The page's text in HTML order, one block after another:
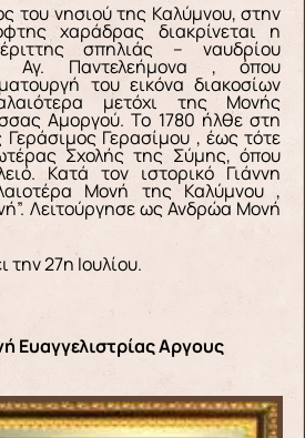
του νησιού της Καλύμνου, στην
χαράδρας διακρίνεται η
σπηλιάς – ναυδρίου
Αγ. Παντελεήμονα , όπου
του εικόνα διακοσίων
μετόχι της Μονής
Αμοργού. Το 1780 ήλθε στη
Γερασίμου , έως τότε
Σχολής της Σύμης, όπου
Κατά τον ιστορικό Γιάννη
Μονή της Καλύμνου ,
Λειτούργησε ως Ανδρώα Μονή
την 27η Ιουλίου.
Ευαγγελιστρίας Αργους